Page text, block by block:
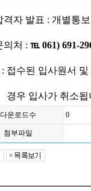
격자 발표 : 개별통보
의처 : ℡ 061) 691-
: 접수된 입사원서
취소됩
다운로드수 0
첨부파일